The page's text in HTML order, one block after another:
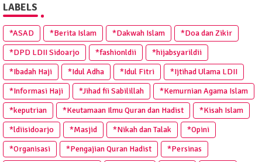
LABELS
*ASAD *Berita Islam *Dakwah Islam
*Doa dan Zikir
*DPD LDII Sidoarjo
*fashionldii
*hijabsyarildii
*Ibadah Haji
*Idul Adha *Idul Fitri
*Ijtihad Ulama LDII
*Informasi Haji
*Jihad fii Sabilillah
*Kemurnian Agama Islam
*keputrian
*Keutamaan Ilmu Quran dan Hadist
*Kisah Islam
*ldiisidoarjo
*Masjid *Nikah dan Talak
*Opini
*Organisasi
*Pengajian Quran Hadist
*Persinas